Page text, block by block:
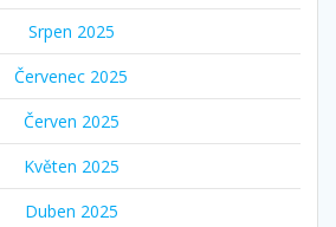
Srpen 2025
Červenec 2025
Červen 2025
Květen 2025
Duben 2025